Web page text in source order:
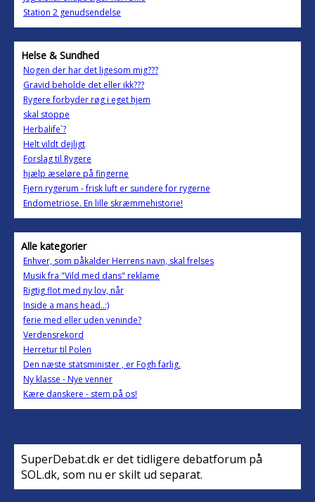
Station 2 genudsendelse
Helse & Sundhed
Nogen der har det ligesom mig???
Gravid beholde det eller ikk???
Rygere forbyder røg i eget hjem
skal stoppe
Herbalife`?
Helt vildt dejligt
Forslag til Rygere
hjælp æseløre på fingerne
Fjern rygerum - frisk luft er sundere for rygerne
Endometriose. En lille skræmmehistorie!
Alle kategorier
Enhver, som påkalder Herrens navn, skal frelses
Musik fra "Vild med dans" reklame
Rigtig flot med ny lov, når
Inside a mans head..:)
ferie med eller uden veninde?
Verdensrekord
Herretur til Polen
Den næste statsminister , er Fogh farlig.
Ny klasse - Nye venner
Kære danskere - stem på os!
SuperDebat.dk er det tidligere debatforum på
SOL.dk, som nu er skilt ud separat.